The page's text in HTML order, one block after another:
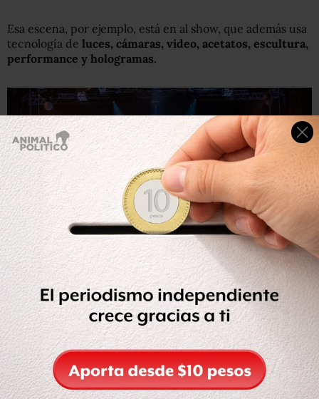
Esa escena, por ejemplo, está en al show, que además usa
tecnología de luces, cámaras, video, acetatos, escultura,
performance y hologramas.
Malabaristas, trapecistas y el público, todos parte del
show.
“Lo soñamos siempre”
“Delirios “. Esto es lo que decían los integrantes de Soda
Stereo cuando pensaban en hacer un experimento como
éste con su música.